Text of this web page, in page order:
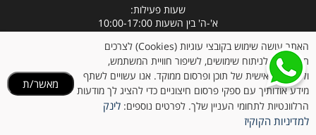
שעות פעילות:
א'-ה' בין השעות 10:00-17:00
טלפון:
פקס: 09-8666832
אימייל: info@clubpharm.co.il
כתובת : קניון M הדרך, צומת ינאי, מושב בית חירות 40291
האתר עושה שימוש בקובצי עוגיות (Cookies) לצרכים
תפעוליים, לניתוח שימושים, לשיפור חוויית המשתמש,
ולהתאמה אישית של תוכן ופרסום ממוקד. אנו עשויים לשתף
מידע אודותיך עם ספקי פרסום חיצוניים כדי להציג לך מודעות
הרלוונטיות לתחומי העניין שלך. לפרטים נוספים: לינק
למדיניות הקוקיז
מאשר/ת